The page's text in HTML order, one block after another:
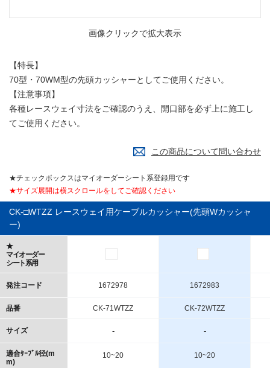
画像クリックで拡大表示
【特長】
70型・70WM型の先頭カッシャーとしてご使用ください。
【注意事項】
各種レースウェイ寸法をご確認のうえ、開口部を必ず上に施工し
てご使用ください。
この商品について問い合わせ
★チェックボックスはマイオーダーシート系登録用です
★サイズ展開は横スクロールをしてご確認ください
CK-□WTZZ レースウェイ用ケーブルカッシャー(先頭Wカッシャ
ー)
★
マイオーダー
シート系用
発注コード
品番
サイズ
適合ｹｰﾌﾞﾙ径(m
m)
1672978
CK-71WTZZ
-
10~20
1672983
CK-72WTZZ
-
10~20